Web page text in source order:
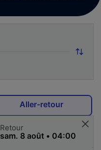
Aller-retour
Retour